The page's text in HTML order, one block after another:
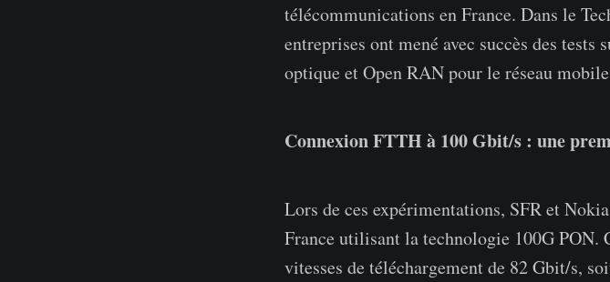
télécommunications en France. Dans le
entreprises ont mené avec succès des
optique et Open RAN pour le réseau
Connexion FTTH à 100 Gbit/s : une
Lors de ces expérimentations, SFR et
France utilisant la technologie 100G PON.
vitesses de téléchargement de 82 Gbit/s,